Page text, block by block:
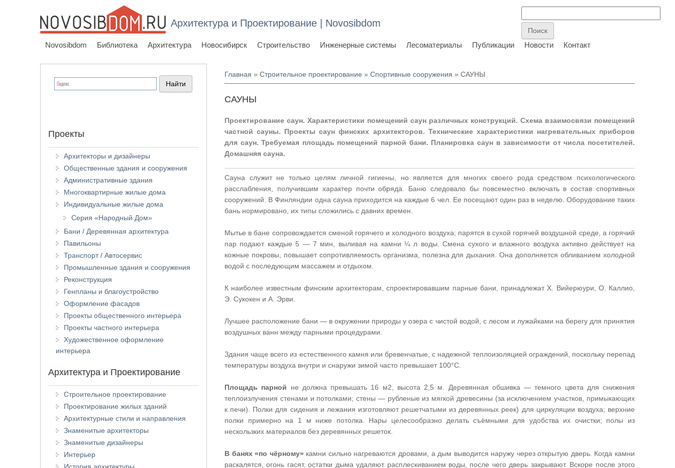
Архитектура и Проектирование | Novosibdom
Novosibdom Библиотека Архитектура Новосибирск Строительство Инженерные системы Лесоматериалы Публикации Новости Контакт
Вы здесь
Главная »Строительное проектирование »Спортивные сооружения » САУНЫ
САУНЫ
Проектирование саун. Характеристики помещений саун различных конструкций. Схема взаимосвязи помещений
частной сауны. Проекты саун финских архитекторов. Технические характеристики нагревательных приборов
для саун. Требуемая площадь помещений парной бани. Планировка саун в зависимости от числа посетителей.
Домашняя сауна.
Сауна служит не только целям личной гигиены, но является для многих своего рода средством психологического
расслабления, получившим характер почти обряда. Баню следовало бы повсеместно включать в состав спортивных
сооружений. В Финляндии одна сауна приходится на каждые 6 чел. Ее посещают один раз в неделю. Оборудование таких
бань нормировано, их типы сложились с давних времен.
Мытье в бане сопровождается сменой горячего и холодного воздуха; парятся в сухой горячей воздушной среде, а горячий
пар подают каждые 5 — 7 мин, выливая на камни ¼ л воды. Смена сухого и влажного воздуха активно действует на
кожные покровы, повышает сопротивляемость организма, полезна для дыхания. Она дополняется обливанием холодной
водой с последующим массажем и отдыхом.
К наиболее известным финским архитекторам, спроектировавшим парные бани, принадлежат X. Вийерюури, О. Каллио,
Э. Сукокен и А. Эрви.
Лучшее расположение бани — в окружении природы у озера с чистой водой, с лесом и лужайками на берегу для принятия
воздушных ванн между парными процедурами.
Здания чаще всего из естественного камня или бревенчатые, с надежной теплоизоляцией ограждений, поскольку перепад
температуры воздуха внутри и снаружи зимой часто превышает 100°С.
Площадь парной не должна превышать 16 м2, высота 2,5 м. Деревянная обшивка — темного цвета для снижения
теплоизлучения стенами и потолками; стены — рубленые из мягкой древесины (за исключением участков, примыкающих
к печи). Полки для сидения и лежания изготовляют решетчатыми из деревянных реек) для циркуляции воздуха; верхние
полки примерно на 1 м ниже потолка. Нары целесообразно делать съёмными для удобства их очистки; полы из
нескользких материалов без деревянных решеток.
В банях «по чёрному» камни сильно нагреваются дровами, а дым выводится наружу через открытую дверь. Когда камни
раскалятся, огонь гасят, остатки дыма удаляют расплескиванием воды, после чего дверь закрывают. Вскоре после этого
Проекты
Архитекторы и дизайнеры
Общественные здания и сооружения
Административные здания
Многоквартирные жилые дома
Индивидуальные жилые дома
Серия «Народный Дом»
Бани / Деревянная архитектура
Павильоны
Транспорт / Автосервис
Промышленные здания и сооружения
Реконструкция
Генпланы и благоустройство
Оформление фасадов
Проекты общественного интерьера
Проекты частного интерьера
Художественное оформление
интерьера
Архитектура и Проектирование
Строительное проектирование
Проектирование жилых зданий
Архитектурные стили и направления
Знаменитые архитекторы
Знаменитые дизайнеры
Интерьер